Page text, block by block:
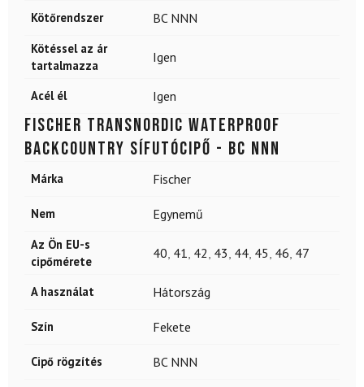
Kötőrendszer BC NNN
Kötéssel az ár
tartalmazza
Igen
Acél él Igen
FISCHER Transnordic Waterproof
backcountry sífutócipő - BC NNN
Márka Fischer
Nem Egynemű
Az Ön EU-s
cipőmérete
40 41 42 43 44 45 46 47
A használat Hátország
Szín Fekete
Cipő rögzítés BC NNN